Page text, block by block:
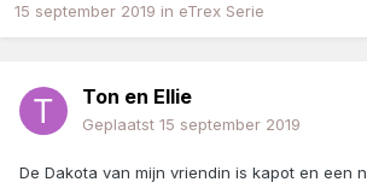
15 september 2019 in eTrex Serie
Ton en Ellie
Geplaatst 15 september 2019
De Dakota van mijn vriendin is kapot en een